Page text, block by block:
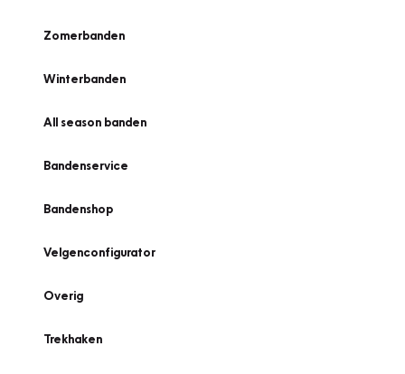
Zomerbanden
Winterbanden
All season banden
Bandenservice
Bandenshop
Velgenconfigurator
Overig
Trekhaken